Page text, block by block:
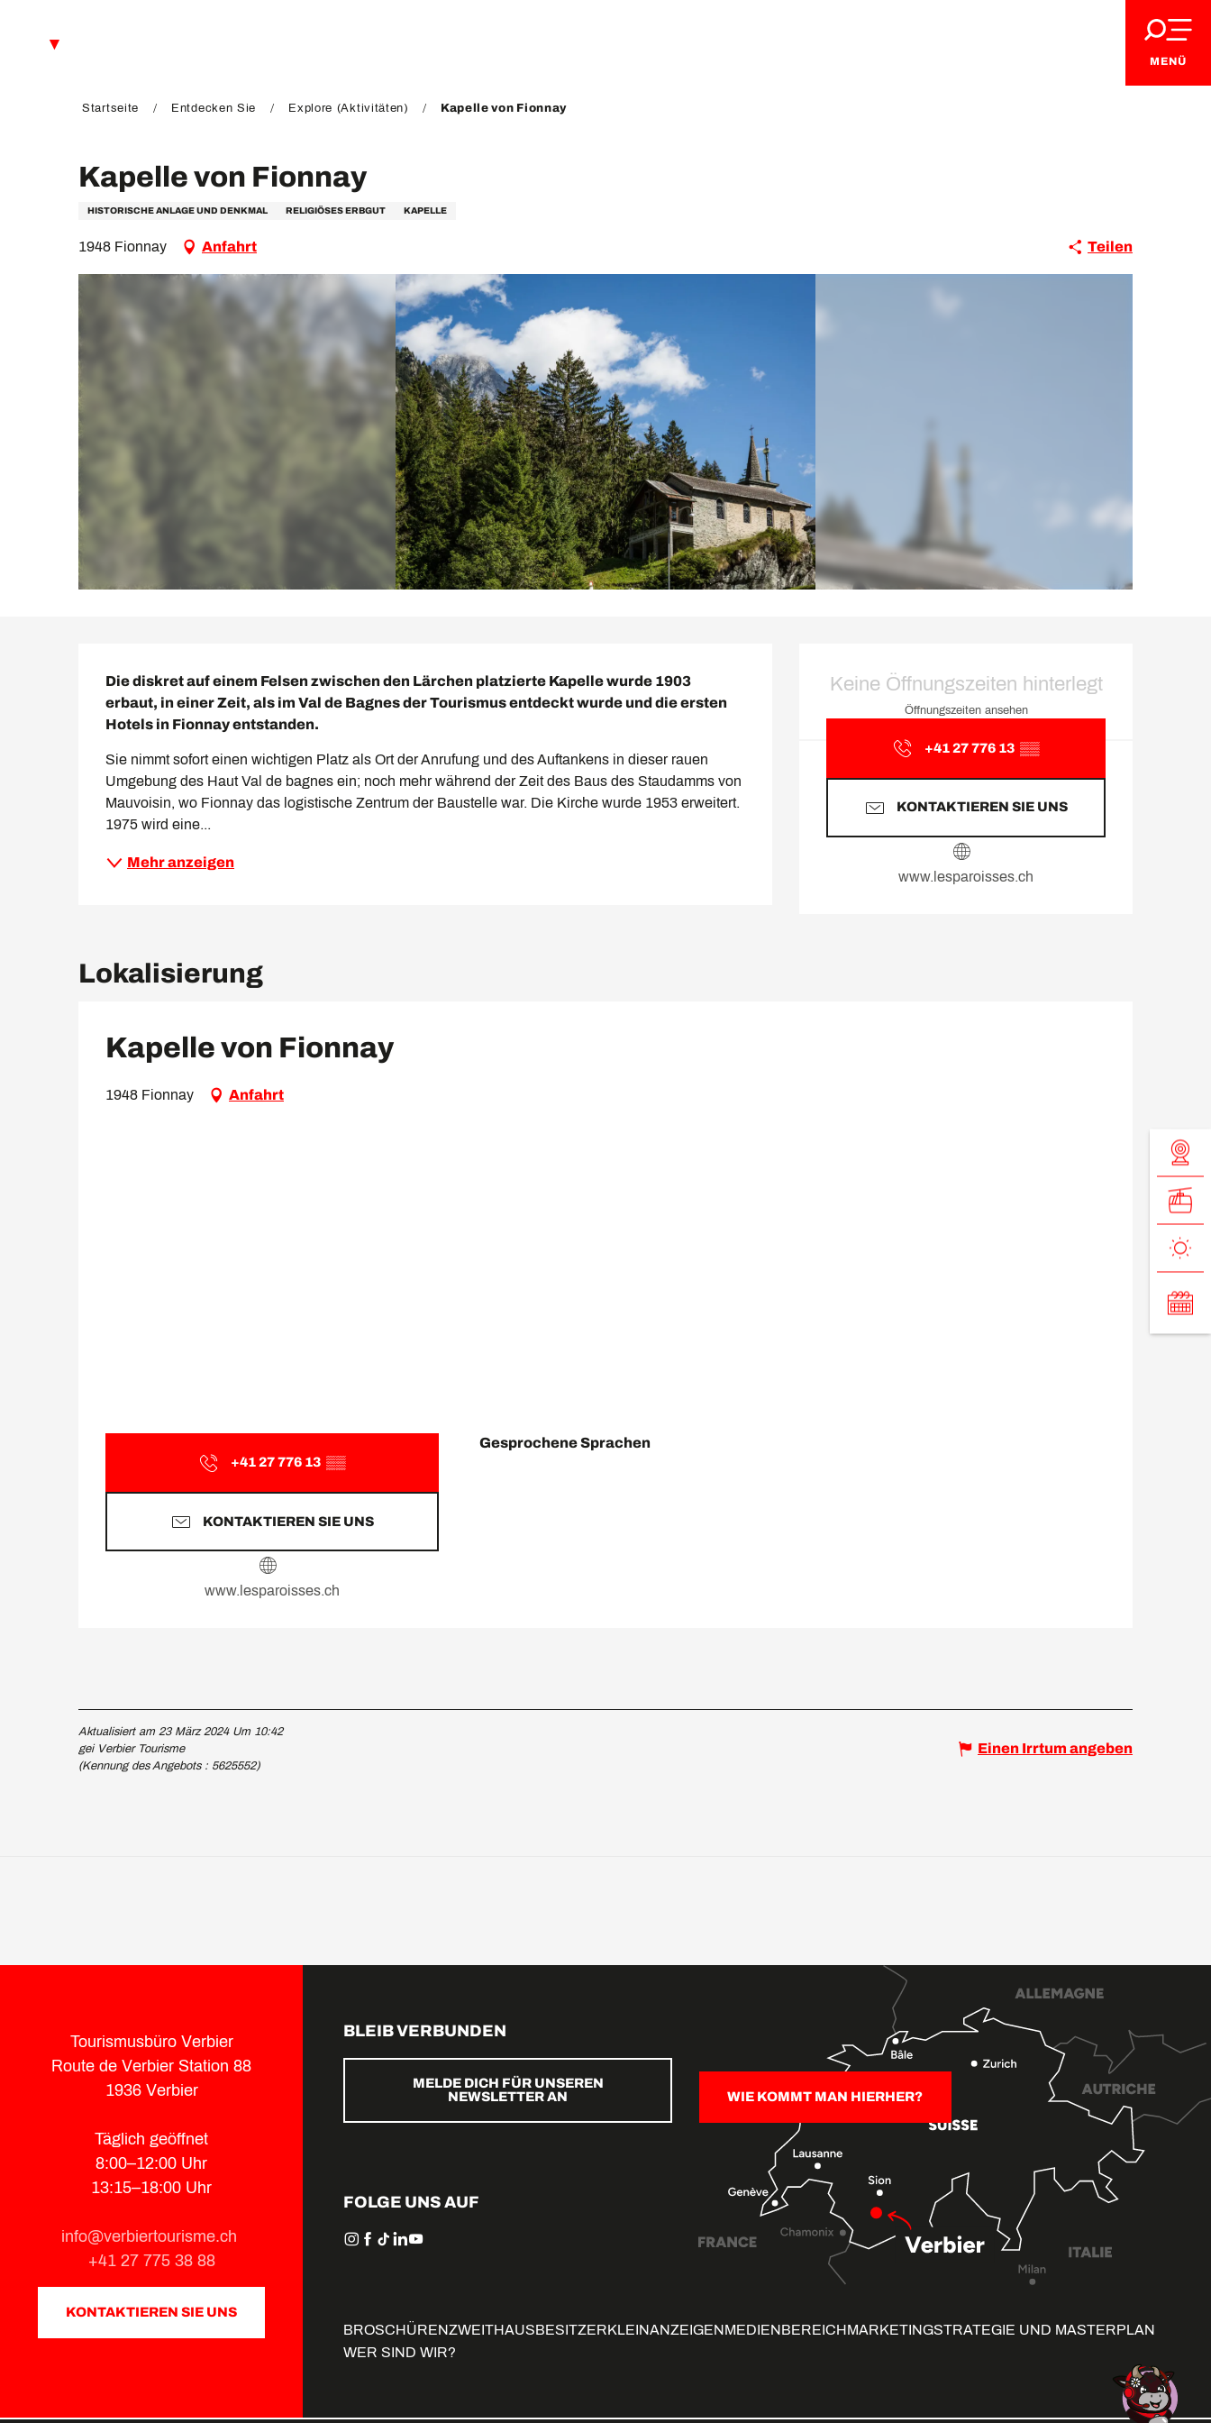
MENÜ
Startseite Entdecken Sie Explore (Aktivitäten) Kapelle von Fionnay
Kapelle von Fionnay
HISTORISCHE ANLAGE UND DENKMAL RELIGIÖSES ERBGUT KAPELLE
1948 Fionnay Anfahrt Teilen
Öffnungszeiten &
Keine Öffnungszeiten hinterlegt
Öffnungszeiten ansehen
+41 27 776 13 ▒▒
KONTAKTIEREN SIE UNS
www.lesparoisses.ch
Die diskret auf einem Felsen zwischen den Lärchen platzierte Kapelle wurde 1903
erbaut, in einer Zeit, als im Val de Bagnes der Tourismus entdeckt wurde und die ersten
Hotels in Fionnay entstanden.
Sie nimmt sofort einen wichtigen Platz als Ort der Anrufung und des Auftankens in dieser rauen
Umgebung des Haut Val de bagnes ein; noch mehr während der Zeit des Baus des Staudamms von
Mauvoisin, wo Fionnay das logistische Zentrum der Baustelle war. Die Kirche wurde 1953 erweitert.
1975 wird eine...
Mehr anzeigen
Lokalisierung
Kapelle von Fionnay
1948 Fionnay Anfahrt
+41 27 776 13 ▒▒
KONTAKTIEREN SIE UNS
www.lesparoisses.ch
Gesprochene Sprachen
Gesprochene Sprachen
Aktualisiert am 23 März 2024 Um 10:42
gei Verbier Tourisme
(Kennung des Angebots : 5625552)
Einen Irrtum angeben
Tourismusbüro Verbier
Route de Verbier Station 88
1936 Verbier
Täglich geöffnet
8:00–12:00 Uhr
13:15–18:00 Uhr
info@verbiertourisme.ch
+41 27 775 38 88
KONTAKTIEREN SIE UNS
BLEIB VERBUNDEN
MELDE DICH FÜR UNSEREN
NEWSLETTER AN
WIE KOMMT MAN HIERHER?
FOLGE UNS AUF
BROSCHÜRENZWEITHAUSBESITZERKLEINANZEIGENMEDIENBEREICHMARKETINGSTRATEGIE UND MASTERPLAN
WER SIND WIR?